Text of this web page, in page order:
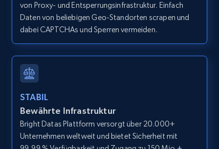
Zillow properties listing information -
Zpid, City, State, HomeStatus, Address,
IsListingClaimedByCurrentSignedInUser,
and more.
12K+ 1.3K+ Gratis testen
von Proxy- und Entsperrungsinfrastruktur. Einfach
Daten von beliebigen Geo-Standorten scrapen und
dabei CAPTCHAs und Sperren vermeiden.
STABIL
Bewährte Infrastruktur
Bright Datas Plattform versorgt über 20.000+
Unternehmen weltweit und bietet Sicherheit mit